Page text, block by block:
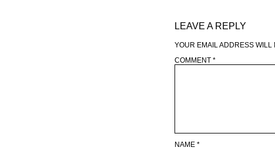
LEAVE A REPLY
YOUR EMAIL ADDRESS WILL
COMMENT *
NAME *